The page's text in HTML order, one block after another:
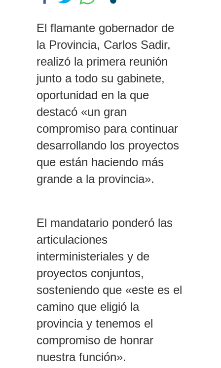
cortinas, hago ejercicio, escucho
tengo nuevas ideas»
Fernández Sagasti presentó un
proyecto para que las senadoras
embarazadas puedan sesionar y
votar de forma remota
Respuesta del massismo al
Gobierno por la Ley de Tierras:
«Dejaron que Bullrich se estrelle»
El flamante gobernador de
la Provincia, Carlos Sadir,
realizó la primera reunión
junto a todo su gabinete,
oportunidad en la que
destacó «un gran
compromiso para continuar
desarrollando los proyectos
que están haciendo más
grande a la provincia».
El mandatario ponderó las
articulaciones
interministeriales y de
proyectos conjuntos,
sosteniendo que «este es el
camino que eligió la
provincia y tenemos el
compromiso de honrar
nuestra función».